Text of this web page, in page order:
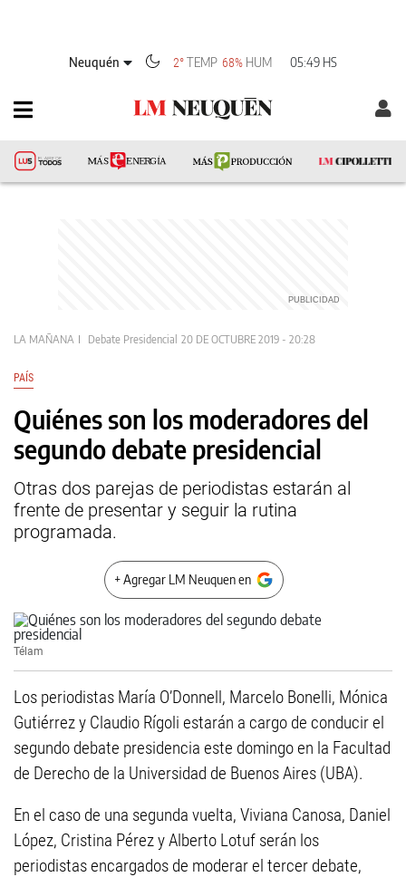
Neuquén 2°TEMP 68% HUM 05:49 HS
LA MAÑANA Debate Presidencial 20 DE OCTUBRE 2019 - 20:28
PAÍS
Quiénes son los moderadores del
segundo debate presidencial
Otras dos parejas de periodistas estarán al
frente de presentar y seguir la rutina
programada.
+ Agregar LM Neuquen en
Télam
Los periodistas María O’Donnell, Marcelo Bonelli, Mónica
Gutiérrez y Claudio Rígoli estarán a cargo de conducir el
segundo debate presidencia este domingo en la Facultad
de Derecho de la Universidad de Buenos Aires (UBA).
En el caso de una segunda vuelta, Viviana Canosa, Daniel
López, Cristina Pérez y Alberto Lotuf serán los
periodistas encargados de moderar el tercer debate,